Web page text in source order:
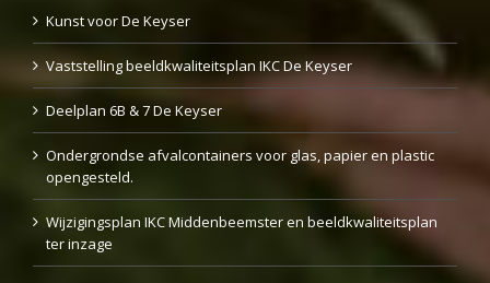
Kunst voor De Keyser
Vaststelling beeldkwaliteitsplan IKC De Keyser
Deelplan 6B & 7 De Keyser
Ondergrondse afvalcontainers voor glas, papier en plastic
opengesteld.
Wijzigingsplan IKC Middenbeemster en beeldkwaliteitsplan
ter inzage